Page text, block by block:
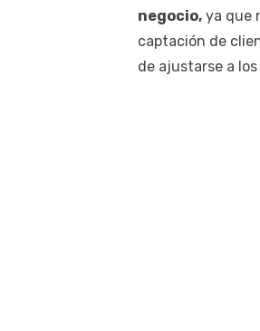
negocio, ya que
captación de
de ajustarse a